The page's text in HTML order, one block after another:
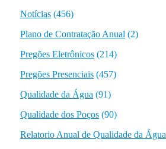
Notícias(456)
Plano de Contratação Anual (2)
Pregões Eletrônicos(214)
Pregões Presenciais(457)
Qualidade da Água (91)
Qualidade dos Poços(90)
Relatorio Anual de Qualidade da Água